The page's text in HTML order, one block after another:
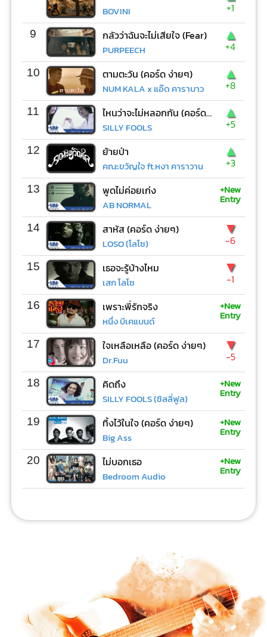
BOVINI +1
9 กลัวว่าฉันจะไม่เสียใจ (Fear)
PURPEECH
▲
+4
10 ตามตะวัน (คอร์ด ง่ายๆ)
NUM KALA x แอ๊ด คาราบาว
▲
+8
11 ไหนว่าจะไม่หลอกกัน (คอร์ด ง่ายๆ)
SILLY FOOLS
▲
+5
12 ย้ายป่า
คณะขวัญใจ ft.หงา คาราวาน
▲
+3
13 พูดไม่ค่อยเก่ง
AB NORMAL
+New
Entry
14 สาหัส (คอร์ด ง่ายๆ)
LOSO (โลโซ)
▼
-6
15 เธอจะรู้บ้างไหม
เสก โลโซ
▼
-1
16 เพราะพี่รักจริง
หนึ่ง บีเคแบนด์
+New
Entry
17 ใจเหลือเหลือ (คอร์ด ง่ายๆ)
Dr.Fuu
▼
-5
18 คิดถึง
SILLY FOOLS (ซิลลี่ฟูล)
+New
Entry
19 ทิ้งไว้ในใจ (คอร์ด ง่ายๆ)
Big Ass
+New
Entry
20 ไม่บอกเธอ
Bedroom Audio
+New
Entry